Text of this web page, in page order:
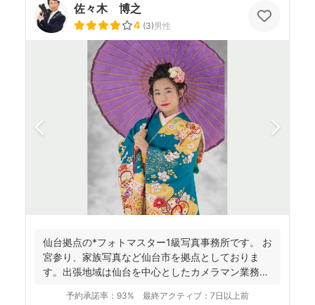
佐々木 博之
4 (3)男性
仙台拠点の*フォトマスター1級写真事務所です。 お
宮参り、家族写真など仙台市を拠点としておりま
す。出張地域は仙台を中心としたカメラマン業務を
予約承諾率： 93% 最終アクティブ： 7日以上前